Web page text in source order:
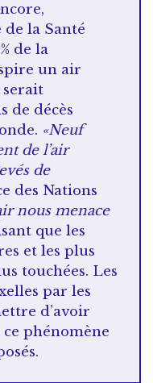
la Santé
de la
un air
de décès
«Neuf
de l’air
de
des Nations
nous menace
que les
et les plus
touchées. Les
par les
d’avoir
phénomène